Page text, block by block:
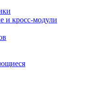
и кросс-модули